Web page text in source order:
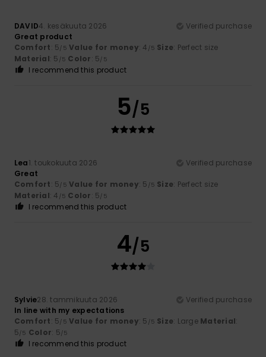
DAVID4. kesäkuuta 2026
Verified purchase
Great product
Comfort: 5/5 Value for money: 4 /5 Size: Perfect size
Material: 5 /5 Color: 5/5
I recommend this product
5/5
Lea1. toukokuuta 2026
Verified purchase
Great
Comfort: 5/5 Value for money: 5 /5 Size: Perfect size
Material: 4 /5 Color: 5/5
I recommend this product
4/5
Sylvie28. tammikuuta 2026
Verified purchase
In line with my expectations
Comfort: 5/5 Value for money: 5 /5 Size: Large Material:
5/5 Color: 5/5
I recommend this product